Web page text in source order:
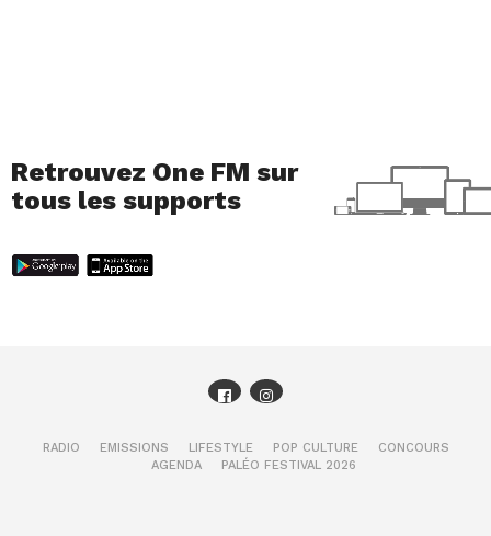
Retrouvez One FM sur
tous les supports
RADIO EMISSIONS LIFESTYLE POP CULTURE
CONCOURS
AGENDA
PALÉO FESTIVAL 2026